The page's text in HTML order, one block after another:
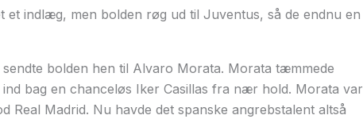
et indlæg, men bolden røg ud til Juventus, så de endnu en
bolden hen til Alvaro Morata. Morata tæmmede
bag en chanceløs Iker Casillas fra nær hold. Morata var
Real Madrid. Nu havde det spanske angrebstalent altså